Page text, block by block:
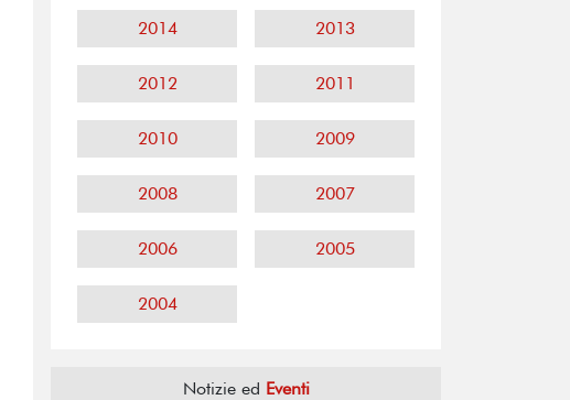
2014 2013
2012 2011
2010 2009
2008 2007
2006 2005
2004
Notizie ed Eventi